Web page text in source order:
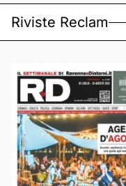
Riviste Reclam